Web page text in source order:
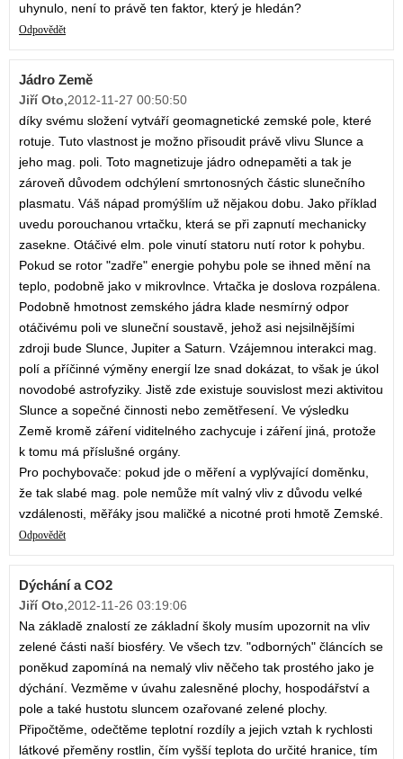
uhynulo, není to právě ten faktor, který je hledán?
Odpovědět
Jádro Země
Jiří Oto 2012-11-27 00:50:50
díky svému složení vytváří geomagnetické zemské pole, které
rotuje. Tuto vlastnost je možno přisoudit právě vlivu Slunce a
jeho mag. poli. Toto magnetizuje jádro odnepaměti a tak je
zároveň důvodem odchýlení smrtonosných částic slunečního
plasmatu. Váš nápad promýšlím už nějakou dobu. Jako příklad
uvedu porouchanou vrtačku, která se při zapnutí mechanicky
zasekne. Otáčivé elm. pole vinutí statoru nutí rotor k pohybu.
Pokud se rotor "zadře" energie pohybu pole se ihned mění na
teplo, podobně jako v mikrovlnce. Vrtačka je doslova rozpálena.
Podobně hmotnost zemského jádra klade nesmírný odpor
otáčivému poli ve sluneční soustavě, jehož asi nejsilnějšími
zdroji bude Slunce, Jupiter a Saturn. Vzájemnou interakci mag.
polí a příčinné výměny energií lze snad dokázat, to však je úkol
novodobé astrofyziky. Jistě zde existuje souvislost mezi aktivitou
Slunce a sopečné činnosti nebo zemětřesení. Ve výsledku
Země kromě záření viditelného zachycuje i záření jiná, protože
k tomu má příslušné orgány.
Pro pochybovače: pokud jde o měření a vyplývající doměnku,
že tak slabé mag. pole nemůže mít valný vliv z důvodu velké
vzdálenosti, měřáky jsou maličké a nicotné proti hmotě Zemské.
Odpovědět
Dýchání a CO2
Jiří Oto 2012-11-26 03:19:06
Na základě znalostí ze základní školy musím upozornit na vliv
zelené části naší biosféry. Ve všech tzv. "odborných" článcích se
poněkud zapomíná na nemalý vliv něčeho tak prostého jako je
dýchání. Vezměme v úvahu zalesněné plochy, hospodářství a
pole a také hustotu sluncem ozařované zelené plochy.
Připočtěme, odečtěme teplotní rozdíly a jejich vztah k rychlosti
látkové přeměny rostlin, čím vyšší teplota do určité hranice, tím